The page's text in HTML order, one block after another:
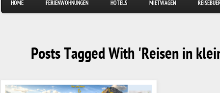
HOME FERIENWOHNUNGEN HOTELS MIETWAGEN
Posts Tagged With 'Reisen in